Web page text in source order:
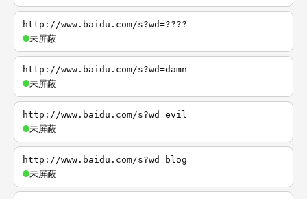
http://www.baidu.com/s?wd=????
未屏蔽
http://www.baidu.com/s?wd=damn
未屏蔽
http://www.baidu.com/s?wd=evil
未屏蔽
http://www.baidu.com/s?wd=blog
未屏蔽